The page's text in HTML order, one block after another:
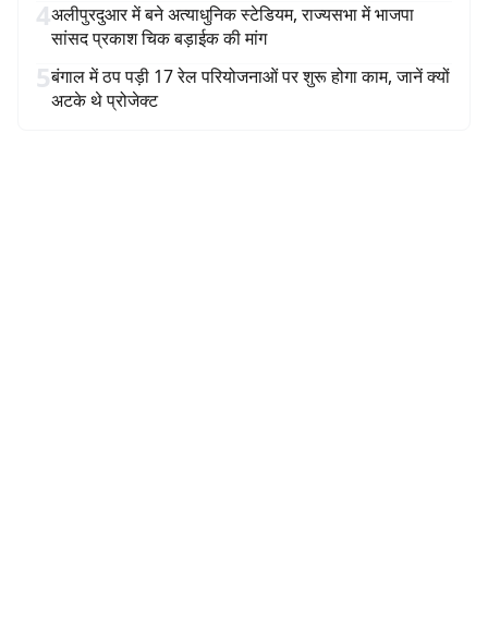
4अलीपुरदुआर में बने अत्याधुनिक स्टेडियम, राज्यसभा में भाजपा
सांसद प्रकाश चिक बड़ाईक की मांग
5बंगाल में ठप पड़ी 17 रेल परियोजनाओं पर शुरू होगा काम, जानें क्यों
अटके थे प्रोजेक्ट